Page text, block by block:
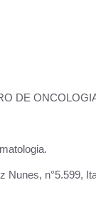
DE
Nunes, n°5.599,